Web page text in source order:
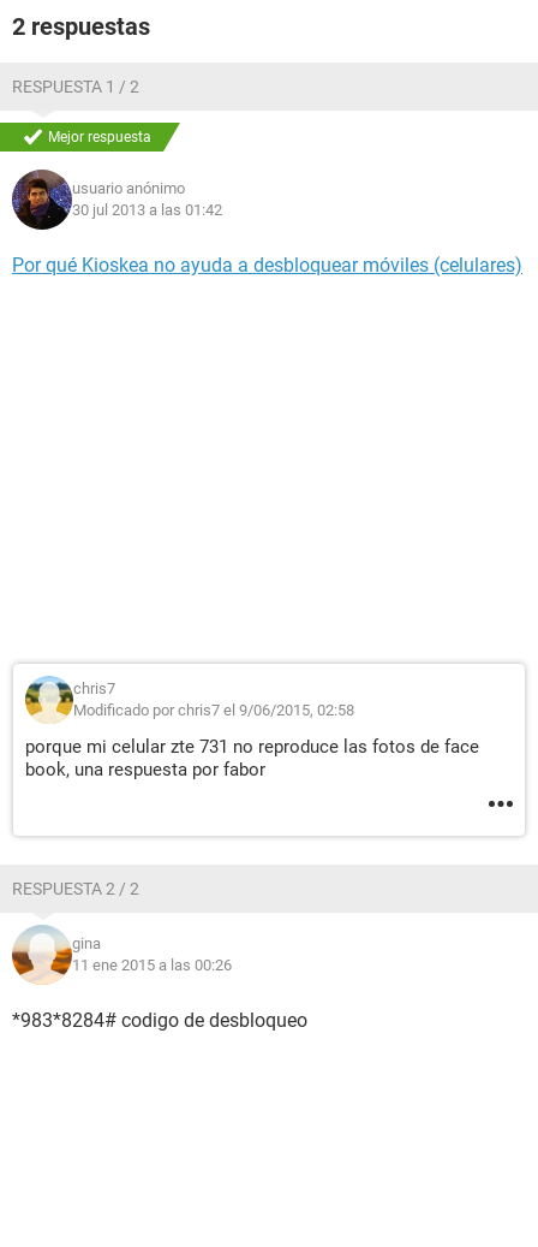
2 respuestas
RESPUESTA 1 / 2
Mejor respuesta
usuario anónimo
30 jul 2013 a las 01:42
Por qué Kioskea no ayuda a desbloquear móviles (celulares)
chris7
Modificado por chris7 el 9/06/2015, 02:58
porque mi celular zte 731 no reproduce las fotos de face
book, una respuesta por fabor
RESPUESTA 2 / 2
gina
11 ene 2015 a las 00:26
*983*8284# codigo de desbloqueo